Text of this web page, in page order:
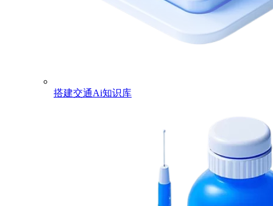
搭建交通Ai知识库